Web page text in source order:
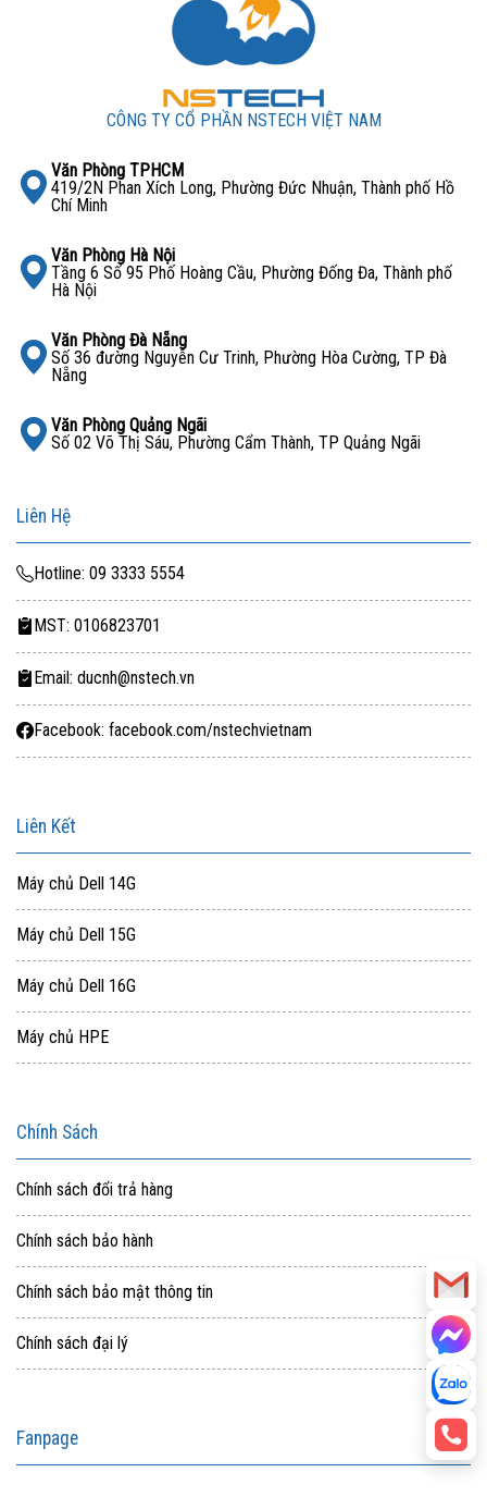
CÔNG TY CỔ PHẦN NSTECH VIỆT NAM
Văn Phòng TPHCM
419/2N Phan Xích Long, Phường Đức Nhuận, Thành phố Hồ
Chí Minh
Văn Phòng Hà Nội
Tầng 6 Số 95 Phố Hoàng Cầu, Phường Đống Đa, Thành phố
Hà Nội
Văn Phòng Đà Nẵng
Số 36 đường Nguyễn Cư Trinh, Phường Hòa Cường, TP Đà
Nẵng
Văn Phòng Quảng Ngãi
Số 02 Võ Thị Sáu, Phường Cẩm Thành, TP Quảng Ngãi
Liên Hệ
Hotline: 09 3333 5554
MST: 0106823701
Email: ducnh@nstech.vn
Facebook: facebook.com/nstechvietnam
Liên Kết
Máy chủ Dell 14G
Máy chủ Dell 15G
Máy chủ Dell 16G
Máy chủ HPE
Chính Sách
Chính sách đổi trả hàng
Chính sách bảo hành
Chính sách bảo mật thông tin
Chính sách đại lý
Fanpage